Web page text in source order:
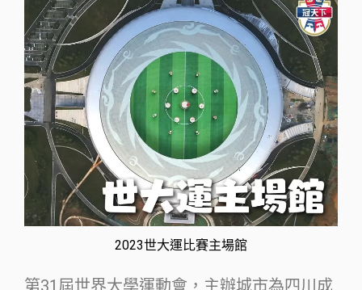
2023世大運比賽主場館
第31屆世界大學運動會，主辦城市為四川成